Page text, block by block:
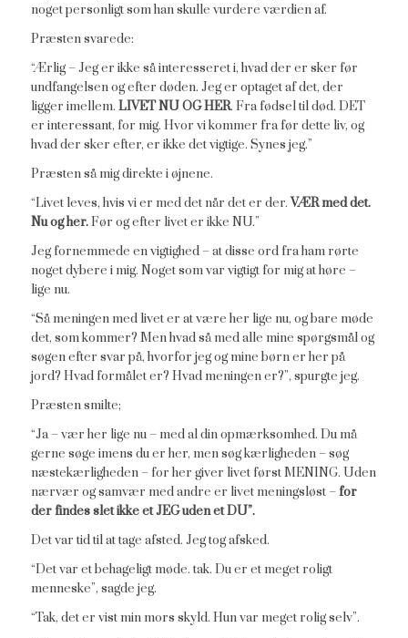
noget personligt som han skulle vurdere værdien af.
Præsten svarede:
“Ærlig – Jeg er ikke så interesseret i, hvad der er sker før
undfangelsen og efter døden. Jeg er optaget af det, der
ligger imellem. LIVET NU OG HER. Fra fødsel til død. DET
er interessant, for mig. Hvor vi kommer fra før dette liv, og
hvad der sker efter, er ikke det vigtige. Synes jeg.”
Præsten så mig direkte i øjnene.
“Livet leves, hvis vi er med det når det er der. VÆR med det.
Nu og her.Før og efter livet er ikke NU.”
Jeg fornemmede en vigtighed – at disse ord fra ham rørte
noget dybere i mig. Noget som var vigtigt for mig at høre –
lige nu.
“Så meningen med livet er at være her lige nu, og bare møde
det, som kommer? Men hvad så med alle mine spørgsmål og
søgen efter svar på, hvorfor jeg og mine børn er her på
jord? Hvad formålet er? Hvad meningen er?”, spurgte jeg.
Præsten smilte;
“Ja – vær her lige nu – med al din opmærksomhed. Du må
gerne søge imens du er her, men søg kærligheden – søg
næstekærligheden – for her giver livet først MENING. Uden
nærvær og samvær med andre er livet meningsløst –for
der findes slet ikke et JEG uden et DU”.
Det var tid til at tage afsted. Jeg tog afsked.
“Det var et behageligt møde. tak. Du er et meget roligt
menneske”, sagde jeg.
“Tak, det er vist min mors skyld. Hun var meget rolig selv”.